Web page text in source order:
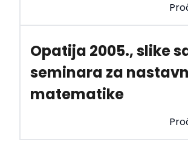
Opatija 2005., slike
seminara za
matematike